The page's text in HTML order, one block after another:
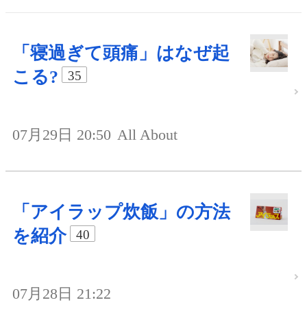
「寝過ぎて頭痛」はなぜ起
こる?
35
07月29日 20:50 All About
「アイラップ炊飯」の方法
を紹介
40
07月28日 21:22